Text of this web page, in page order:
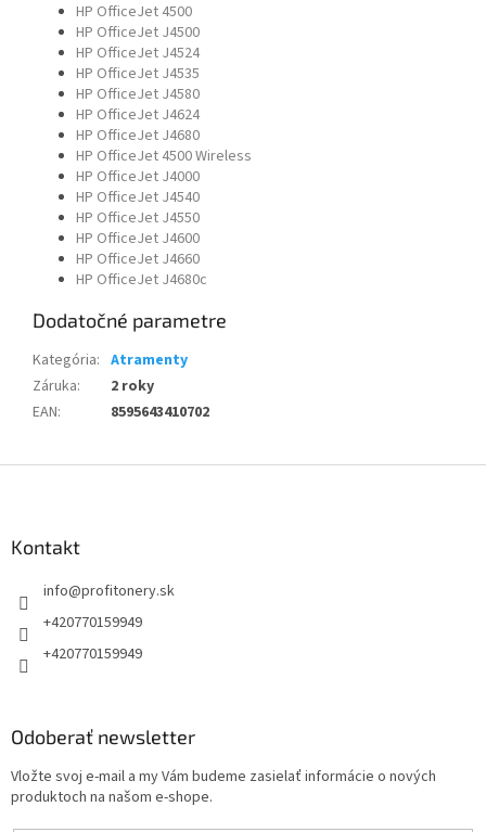
HP OfficeJet 4500
HP OfficeJet J4500
HP OfficeJet J4524
HP OfficeJet J4535
HP OfficeJet J4580
HP OfficeJet J4624
HP OfficeJet J4680
HP OfficeJet 4500 Wireless
HP OfficeJet J4000
HP OfficeJet J4540
HP OfficeJet J4550
HP OfficeJet J4600
HP OfficeJet J4660
HP OfficeJet J4680c
Dodatočné parametre
Kategória: Atramenty
Záruka:
2 roky
EAN: 8595643410702
Kontakt
info@profitonery.sk
+420770159949
+420770159949
Odoberať newsletter
Vložte svoj e-mail a my Vám budeme zasielať informácie o nových
produktoch na našom e-shope.